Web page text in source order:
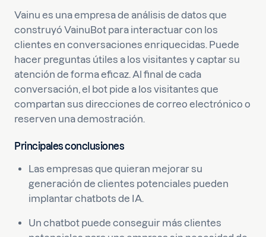
Vainu es una empresa de análisis de datos que
construyó VainuBot para interactuar con los
clientes en conversaciones enriquecidas. Puede
hacer preguntas útiles a los visitantes y captar su
atención de forma eficaz. Al final de cada
conversación, el bot pide a los visitantes que
compartan sus direcciones de correo electrónico o
reserven una demostración.
Principales conclusiones
Las empresas que quieran mejorar su
generación de clientes potenciales pueden
implantar chatbots de IA.
Un chatbot puede conseguir más clientes